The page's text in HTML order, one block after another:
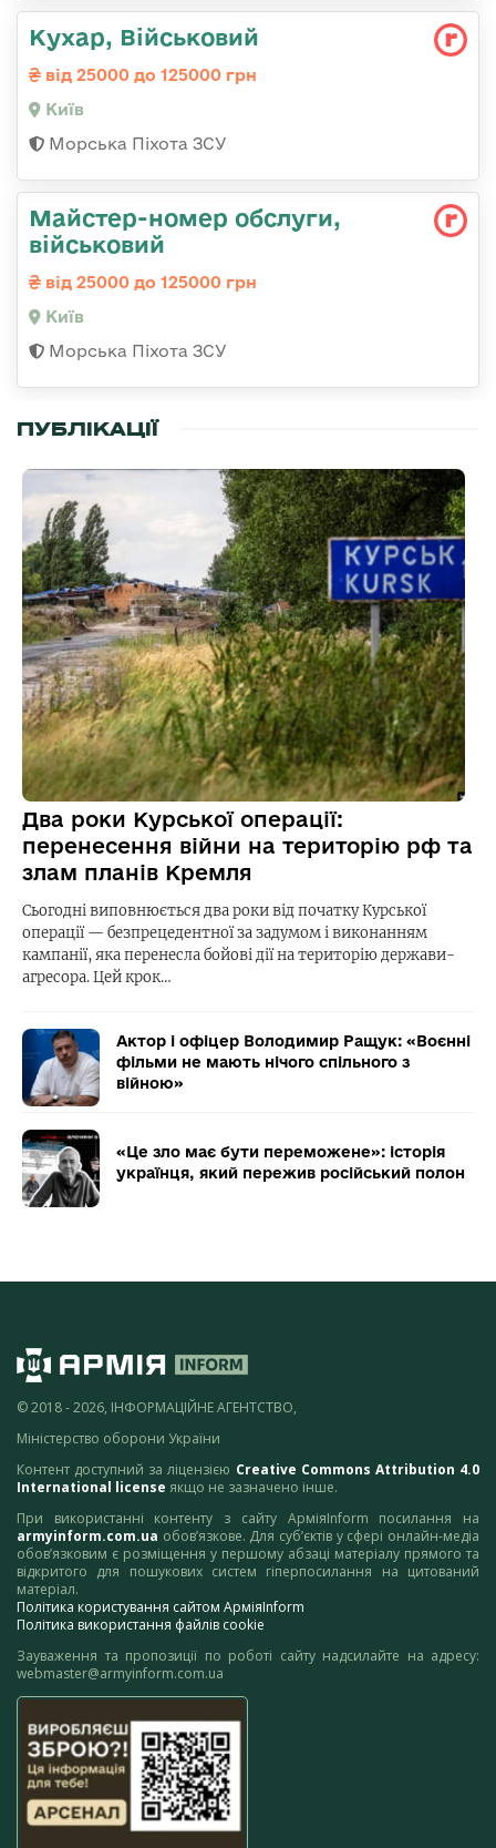
Кухар, Військовий
від 25000 до 125000 грн
Київ
Морська Піхота ЗСУ
Майстеp-номеp обслуги,
військовий
від 25000 до 125000 грн
Київ
Морська Піхота ЗСУ
ПУБЛІКАЦІЇ
Два роки Курської операції:
перенесення війни на територію рф та
злам планів Кремля
Сьогодні виповнюється два роки від початку Курської
операції — безпрецедентної за задумом і виконанням
кампанії, яка перенесла бойові дії на територію держави-
агресора. Цей крок…
Актор і офіцер Володимир Ращук: «Воєнні
фільми не мають нічого спільного з
війною»
«Це зло має бути переможене»: історія
українця, який пережив російський полон
© 2018 - 2026, ІНФОРМАЦІЙНЕ АГЕНТСТВО,
Міністерство оборони України
Контент доступний за ліцензією Creative Commons Attribution 4.0
International license якщо не зазначено інше.
При використанні контенту з сайту АрміяInform посилання на
armyinform.com.ua обов’язкове. Для суб’єктів у сфері онлайн-медіа
обов’язковим є розміщення у першому абзаці матеріалу прямого та
відкритого для пошукових систем гіперпосилання на цитований
матеріал.
Політика користування сайтом АрміяInform
Політика використання файлів cookie
Зауваження та пропозиції по роботі сайту надсилайте на адресу:
webmaster@armyinform.com.ua